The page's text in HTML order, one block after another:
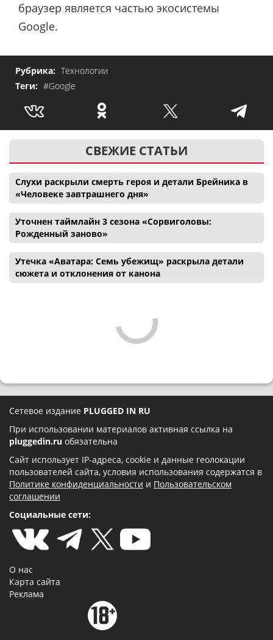
браузер является частью экосистемы
Google.
Рубрика: Технологии
Теги: #Google
СВЕЖИЕ СТАТЬИ
Слухи раскрыли смерть героя и детали Брейника в
«Человеке завтрашнего дня»
Уточнен таймлайн 3 сезона «Сорвиголовы:
Рожденный заново»
Утечка «Аватара: Семь убежищ» раскрыла детали
сюжета и отклонения от канона
Сетевое издание PLUGGED IN RU
При использовании материалов активная ссылка на
pluggedin.ru обязательна
Сайт использует IP-адреса, cookie и данные геолокации
пользователей сайта, условия использования содержатся в
Политике конфиденциальности и Пользовательском
соглашении
Социальные сети:
О нас
Карта сайта
Реклама